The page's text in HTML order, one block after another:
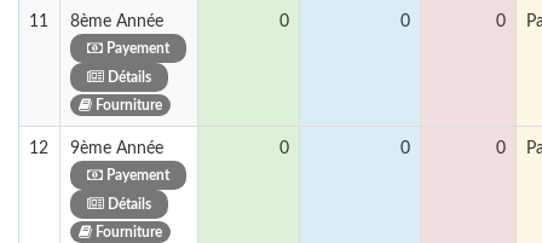
11 8ème Année
Payement
Détails
Fourniture
0 0 0
12 9ème Année
Payement
Détails
Fourniture
0 0 0